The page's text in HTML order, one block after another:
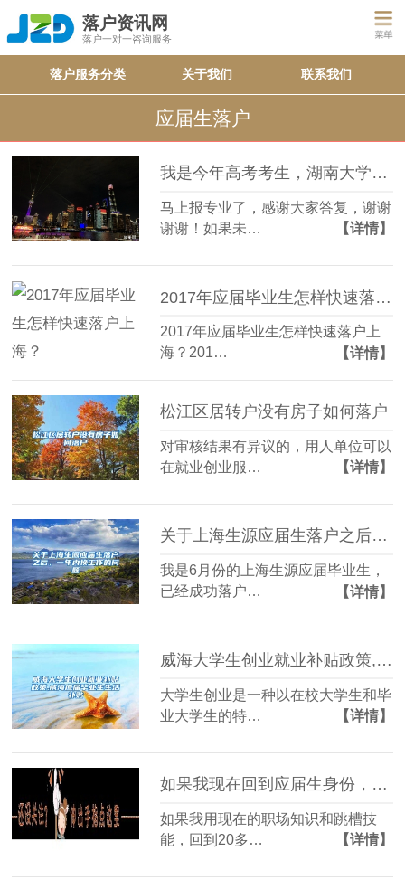
落户资讯网
落户一对一咨询服务
落户服务分类 关于我们 联系我们
应届生落户
我是今年高考考生，湖南大学和上海大学选哪个好？
马上报专业了，感谢大家答复，谢谢
谢谢！如果未…
【详情】
2017年应届毕业生怎样快速落户上海？
2017年应届毕业生怎样快速落户上
海？201…
【详情】
松江区居转户没有房子如何落户
对审核结果有异议的，用人单位可以
在就业创业服…
【详情】
关于上海生源应届生落户之后，一年内换工作的问题
我是6月份的上海生源应届毕业生，
已经成功落户…
【详情】
威海大学生创业就业补贴政策,威海应届毕业生生活补贴
大学生创业是一种以在校大学生和毕
业大学生的特…
【详情】
如果我现在回到应届生身份，我会这样去找工作
如果我用现在的职场知识和跳槽技
能，回到20多…
【详情】